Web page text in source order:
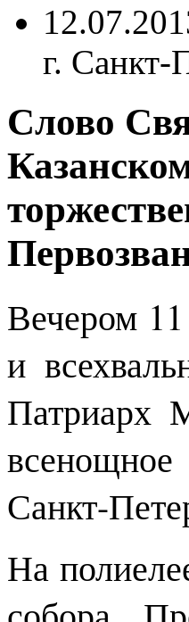
г. Санкт-
Слово
Вечером
и
Патриарх
Санкт-
На